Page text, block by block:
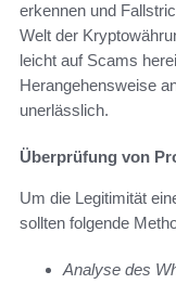
erkennen und
Welt der
leicht auf Scams
Herangehensweise
unerlässlich.
Überprüfung von
Um die Legitimität
sollten folgende
Analyse des